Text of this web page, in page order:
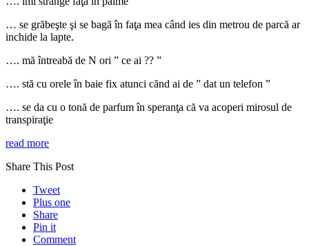
… se grăbeşte şi se bagă în faţa mea când ies din metrou de parcă ar
inchide la lapte.
…. mă întreabă de N ori ” ce ai ?? ”
…. stă cu orele în baie fix atunci cănd ai de ” dat un telefon ”
…. se da cu o tonă de parfum în speranţa că va acoperi mirosul de
transpiraţie
read more
Share This Post
Tweet
Plus one
Share
Pin it
Comment